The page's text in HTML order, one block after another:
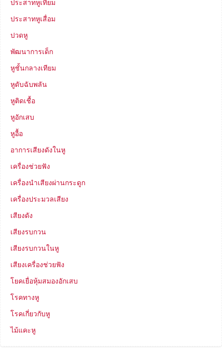
ประสาทหูเทียม
ประสาทหูเสื่อม
ปวดหู
พัฒนาการเด็ก
หูชั้นกลางเทียม
หูดับฉับพลัน
หูติดเชื้อ
หูอักเสบ
หูอื้อ
อาการเสียงดังในหู
เครื่องช่วยฟัง
เครื่องนำเสียงผ่านกระดูก
เครื่องประมวลเสียง
เสียงดัง
เสียงรบกวน
เสียงรบกวนในหู
เสียงเครื่องช่วยฟัง
โยคเยื่อหุ้มสมองอักเสบ
โรคทางหู
โรคเกี่ยวกับหู
ไม้แคะหู